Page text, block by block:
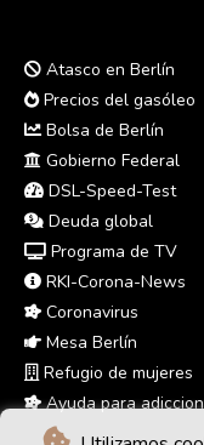
Atasco en Berlín
Precios del gasóleo
Bolsa de Berlín
Gobierno Federal
DSL-Speed-Test
Deuda global
Programa de TV
RKI-Corona-News
Coronavirus
Mesa Berlín
Refugio de mujeres
Ayuda para